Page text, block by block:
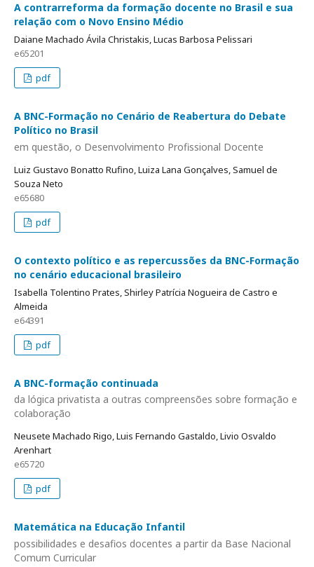
A contrarreforma da formação docente no Brasil e sua
relação com o Novo Ensino Médio
Daiane Machado Ávila Christakis, Lucas Barbosa Pelissari
e65201
pdf
A BNC-Formação no Cenário de Reabertura do Debate
Político no Brasil
em questão, o Desenvolvimento Profissional Docente
Luiz Gustavo Bonatto Rufino, Luiza Lana Gonçalves, Samuel de
Souza Neto
e65680
pdf
O contexto político e as repercussões da BNC-Formação
no cenário educacional brasileiro
Isabella Tolentino Prates, Shirley Patrícia Nogueira de Castro e
Almeida
e64391
pdf
A BNC-formação continuada
da lógica privatista a outras compreensões sobre formação e
colaboração
Neusete Machado Rigo, Luis Fernando Gastaldo, Livio Osvaldo
Arenhart
e65720
pdf
Matemática na Educação Infantil
possibilidades e desafios docentes a partir da Base Nacional
Comum Curricular